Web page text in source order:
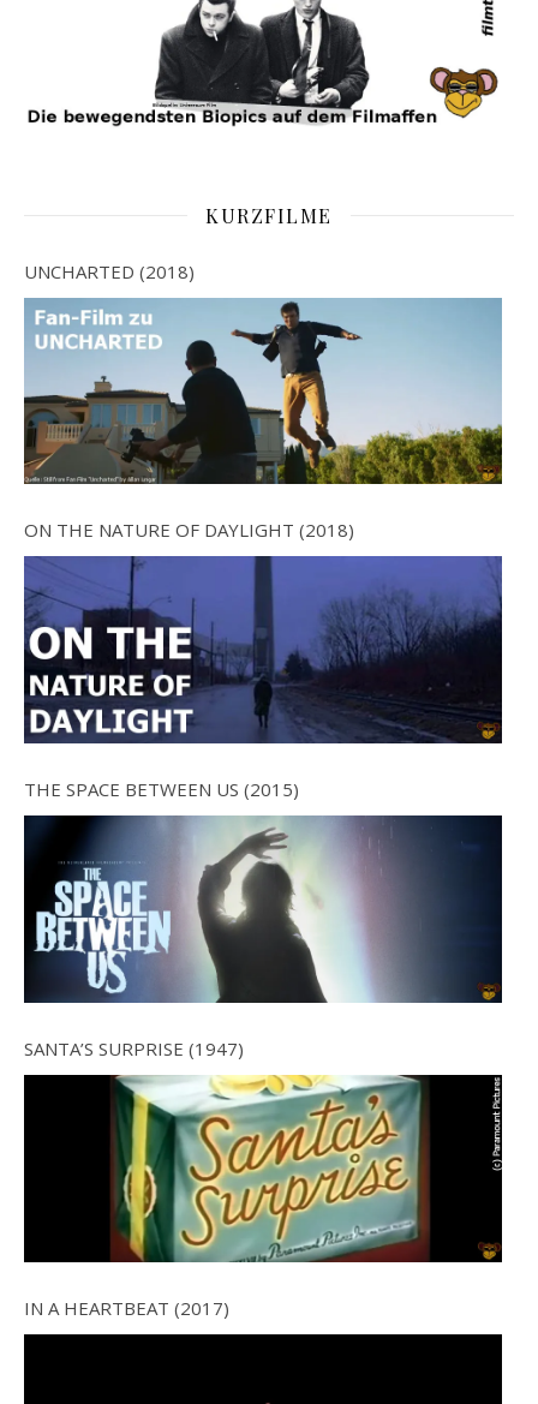
KURZFILME
UNCHARTED (2018)
ON THE NATURE OF DAYLIGHT (2018)
THE SPACE BETWEEN US (2015)
SANTA’S SURPRISE (1947)
IN A HEARTBEAT (2017)